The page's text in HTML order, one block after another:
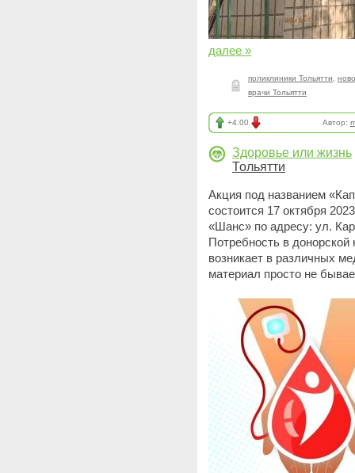
далее »
поликлиники Тольятти
врачи Тольятти
+4.00 Автор:
Здоровье или жизнь
Тольятти
Акция под названием
состоится 17 октября
«Шанс» по адресу: ул.
Потребность в донорской
возникает в различных
материал просто не